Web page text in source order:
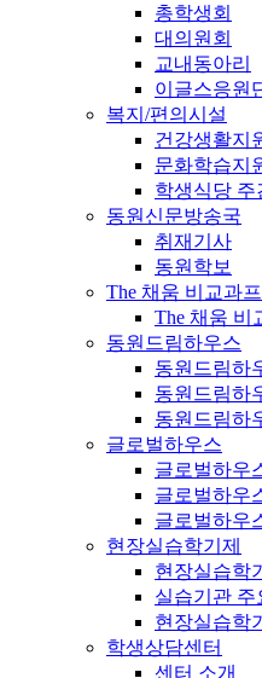
총학생회
대의원회
교내동아리
이글스응원
복지/편의시설
건강생활지
문화학습지
학생식당 주
동원신문방송국
취재기사
동원학보
The 채움 비교과
The 채움 비
동원드림하우스
동원드림하
동원드림하
동원드림하
글로벌하우스
글로벌하우
글로벌하우
글로벌하우
현장실습학기제
현장실습학
실습기관 주
현장실습학
학생상담센터
센터 소개